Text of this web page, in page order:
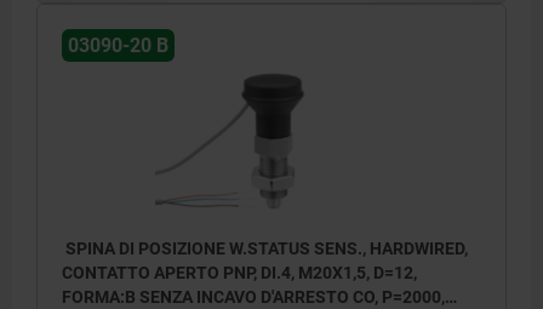
03090-20 B
SPINA DI POSIZIONE W.STATUS SENS., HARDWIRED,
CONTATTO APERTO PNP, DI.4, M20X1,5, D=12,
FORMA:B SENZA INCAVO D'ARRESTO CO, P=2000,